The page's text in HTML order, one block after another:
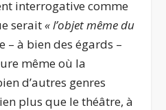
interrogative comme
serait« l’objet même du
– à bien des égards –
même où la
d’autres genres
plus que le théâtre, à